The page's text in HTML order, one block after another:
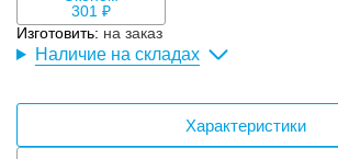
Изготовить: на заказ
301 ₽
Наличие на складах
Характеристики